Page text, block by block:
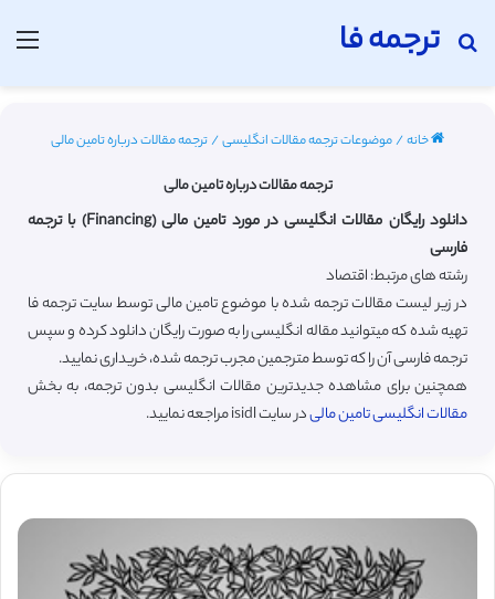
ترجمه فا
جستجو برای
خانه/موضوعات ترجمه مقالات انگلیسی/ترجمه مقالات درباره تامین مالی
ترجمه مقالات درباره تامین مالی
دانلود رایگان مقالات انگلیسی در مورد تامین مالی (Financing) با ترجمه
فارسی
رشته های مرتبط: اقتصاد
در زیر لیست مقالات ترجمه شده با موضوع تامین مالی توسط سایت ترجمه فا
تهیه شده که میتوانید مقاله انگلیسی را به صورت رایگان دانلود کرده و سپس
ترجمه فارسی آن را که توسط مترجمین مجرب ترجمه شده، خریداری نمایید.
همچنین برای مشاهده جدیدترین مقالات انگلیسی بدون ترجمه، به بخش
مقالات انگلیسی تامین مالیدر سایت isidl مراجعه نمایید.